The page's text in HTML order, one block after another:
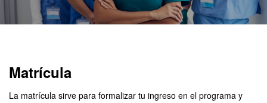
Matrícula
La matrícula sirve para formalizar tu ingreso en el programa y